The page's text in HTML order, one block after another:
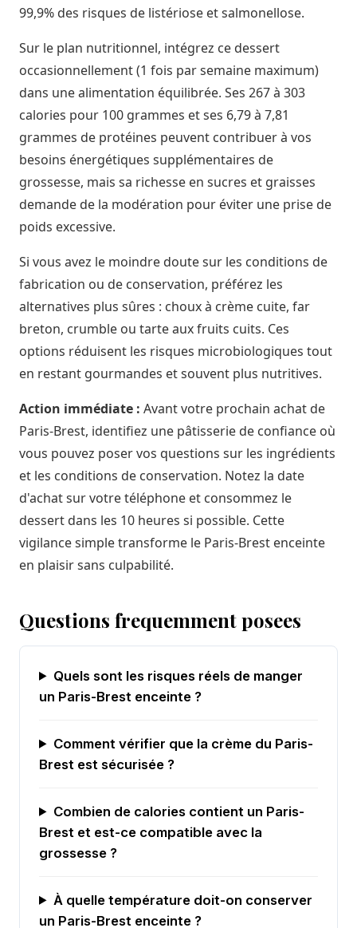
99,9% des risques de listériose et salmonellose.
Sur le plan nutritionnel, intégrez ce dessert
occasionnellement (1 fois par semaine maximum)
dans une alimentation équilibrée. Ses 267 à 303
calories pour 100 grammes et ses 6,79 à 7,81
grammes de protéines peuvent contribuer à vos
besoins énergétiques supplémentaires de
grossesse, mais sa richesse en sucres et graisses
demande de la modération pour éviter une prise de
poids excessive.
Si vous avez le moindre doute sur les conditions de
fabrication ou de conservation, préférez les
alternatives plus sûres : choux à crème cuite, far
breton, crumble ou tarte aux fruits cuits. Ces
options réduisent les risques microbiologiques tout
en restant gourmandes et souvent plus nutritives.
Action immédiate : Avant votre prochain achat de
Paris-Brest, identifiez une pâtisserie de confiance où
vous pouvez poser vos questions sur les ingrédients
et les conditions de conservation. Notez la date
d'achat sur votre téléphone et consommez le
dessert dans les 10 heures si possible. Cette
vigilance simple transforme le Paris-Brest enceinte
en plaisir sans culpabilité.
Questions frequemment posees
Quels sont les risques réels de manger
un Paris-Brest enceinte ?
Comment vérifier que la crème du Paris-
Brest est sécurisée ?
Combien de calories contient un Paris-
Brest et est-ce compatible avec la
grossesse ?
À quelle température doit-on conserver
un Paris-Brest enceinte ?